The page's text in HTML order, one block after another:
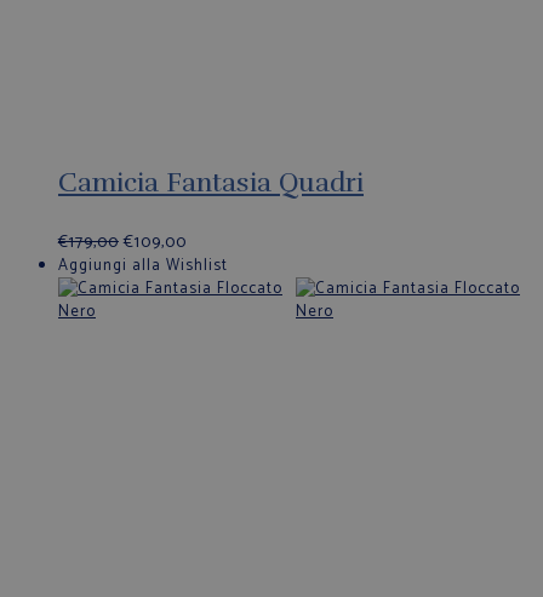
Camicia Fantasia Quadri
€179,00€109,00
Aggiungi alla Wishlist